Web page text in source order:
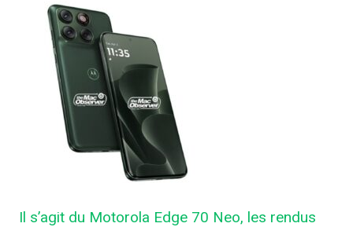
Il s’agit du Motorola Edge 70 Neo, les rendus